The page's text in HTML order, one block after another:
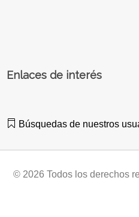
Enlaces de interés
Búsquedas de nuestros
© 2026 Todos los derechos